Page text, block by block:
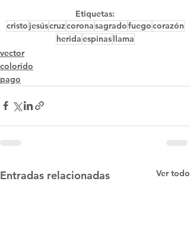
Etiquetas:
cristo jesúscruzcoronasagradofuegocorazón
heridaespinasllama
vector
colorido
pago
Entradas relacionadas Ver todo